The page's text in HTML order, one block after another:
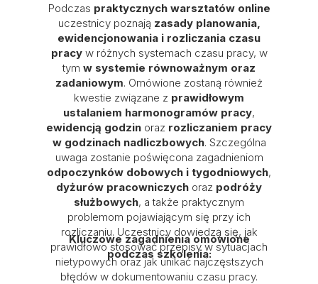
Podczas praktycznych warsztatów online
uczestnicy poznają zasady planowania,
ewidencjonowania i rozliczania czasu
pracyw różnych systemach czasu pracy, w
tym w systemie równoważnym oraz
zadaniowym. Omówione zostaną również
kwestie związane z prawidłowym
ustalaniem harmonogramów pracy,
ewidencją godzin oraz rozliczaniem pracy
w godzinach nadliczbowych. Szczególna
uwaga zostanie poświęcona zagadnieniom
odpoczynków dobowych i tygodniowych,
dyżurów pracowniczych oraz podróży
służbowych, a także praktycznym
problemom pojawiającym się przy ich
rozliczaniu. Uczestnicy dowiedzą się, jak
prawidłowo stosować przepisy w sytuacjach
nietypowych oraz jak unikać najczęstszych
błędów w dokumentowaniu czasu pracy.
Kluczowe zagadnienia omówione
podczas szkolenia: